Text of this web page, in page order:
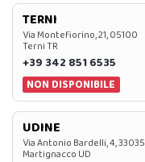
TERNI
Via Montefiorino, 21, 05100
Terni TR
+39 342 851 6535
NON DISPONIBILE
UDINE
Via Antonio Bardelli, 4, 33035
Martignacco UD